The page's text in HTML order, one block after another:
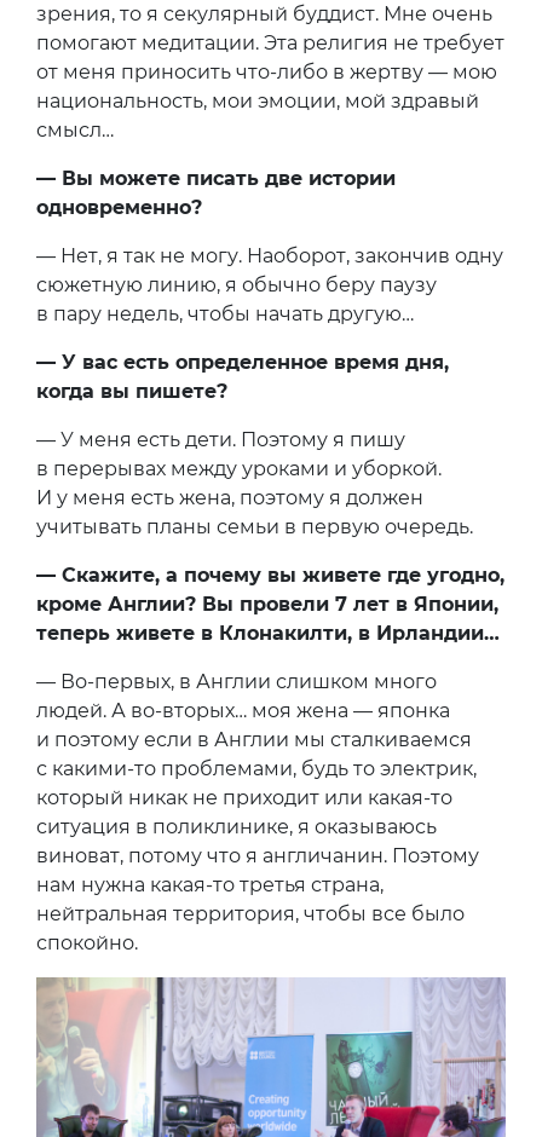
зрения, то я секулярный буддист. Мне очень
помогают медитации. Эта религия не требует
от меня приносить что-либо в жертву — мою
национальность, мои эмоции, мой здравый
смысл…
— Вы можете писать две истории
одновременно?
— Нет, я так не могу. Наоборот, закончив одну
сюжетную линию, я обычно беру паузу
в пару недель, чтобы начать другую…
— У вас есть определенное время дня,
когда вы пишете?
— У меня есть дети. Поэтому я пишу
в перерывах между уроками и уборкой.
И у меня есть жена, поэтому я должен
учитывать планы семьи в первую очередь.
— Скажите, а почему вы живете где угодно,
кроме Англии? Вы провели 7 лет в Японии,
теперь живете в Клонакилти, в Ирландии…
— Во-первых, в Англии слишком много
людей. А во-вторых… моя жена — японка
и поэтому если в Англии мы сталкиваемся
с какими-то проблемами, будь то электрик,
который никак не приходит или какая-то
ситуация в поликлинике, я оказываюсь
виноват, потому что я англичанин. Поэтому
нам нужна какая-то третья страна,
нейтральная территория, чтобы все было
спокойно.